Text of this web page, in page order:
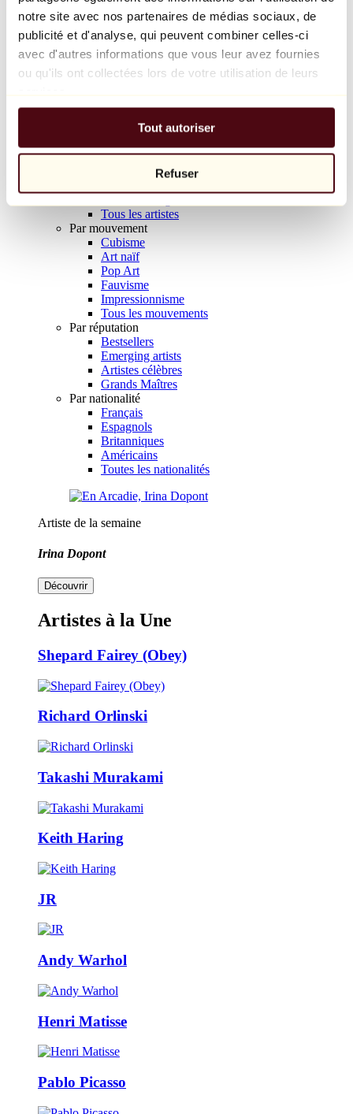
notre site avec nos partenaires de médias sociaux, de
publicité et d'analyse, qui peuvent combiner celles-ci
avec d'autres informations que vous leur avez fournies
ou qu'ils ont collectées lors de votre utilisation de leurs
Tout autoriser
Refuser
Balloon Dog (Orange)
Jeff Koons
10 000 €
Parcourir
Tous les sculpteurs
Tous les photographes
Tous les artistes
Par mouvement
Cubisme
Art naïf
Pop Art
Fauvisme
Impressionnisme
Tous les mouvements
Par réputation
Bestsellers
Emerging artists
Artistes célèbres
Grands Maîtres
Par nationalité
Français
Espagnols
Britanniques
Américains
Toutes les nationalités
Artiste de la semaine
Irina Dopont
Découvrir
Artistes à la Une
Shepard Fairey (Obey)
Richard Orlinski
Takashi Murakami
Keith Haring
JR
Andy Warhol
Henri Matisse
Pablo Picasso